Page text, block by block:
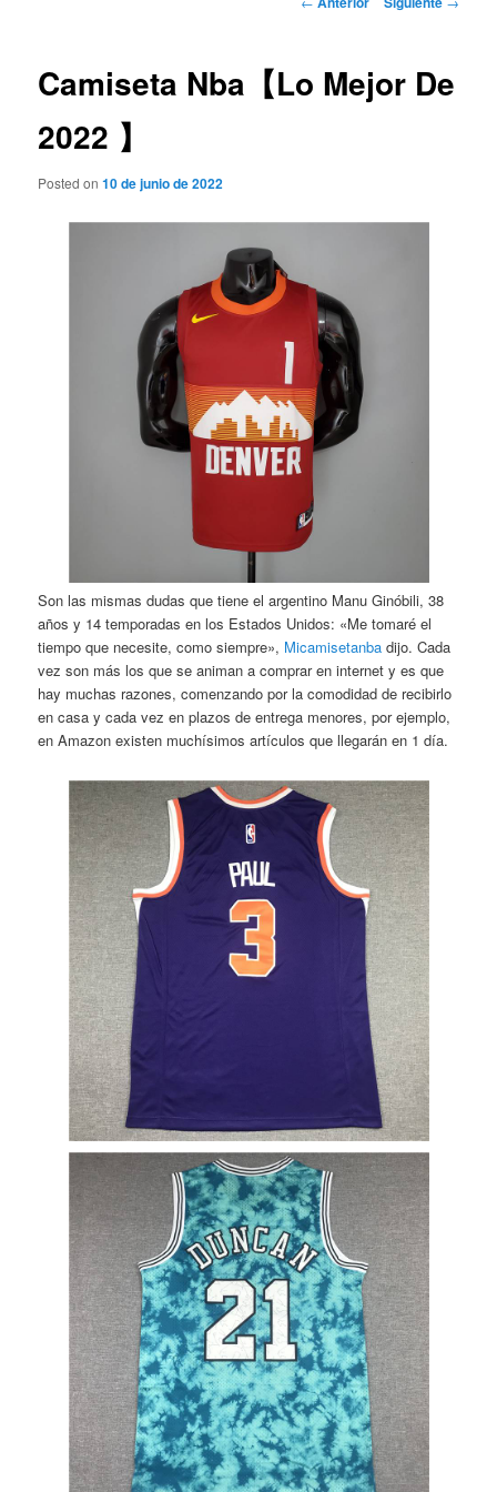
Camiseta Nba【Lo Mejor De
2022 】
Posted on10 de junio de 2022
Son las mismas dudas que tiene el argentino Manu Ginóbili, 38
años y 14 temporadas en los Estados Unidos: «Me tomaré el
tiempo que necesite, como siempre», Micamisetanba dijo. Cada
vez son más los que se animan a comprar en internet y es que
hay muchas razones, comenzando por la comodidad de recibirlo
en casa y cada vez en plazos de entrega menores, por ejemplo,
en Amazon existen muchísimos artículos que llegarán en 1 día.